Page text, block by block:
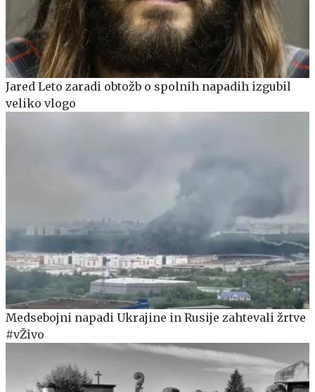
Jared Leto zaradi obtožb o spolnih napadih izgubil
veliko vlogo
Medsebojni napadi Ukrajine in Rusije zahtevali žrtve
#vŽivo